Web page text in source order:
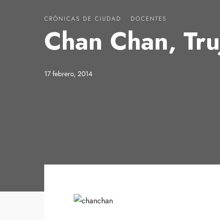
CRÓNICAS DE CIUDAD DOCENTES
Chan Chan,
17 febrero, 2014